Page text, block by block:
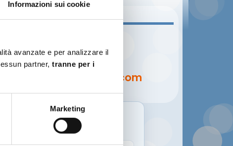
Informazioni sui cookie
avanzate e per analizzare il
partner, tranne per i
Marketing
INFO CLIENTE
Cristina
Hernández
cristinadelicad@gmail.com